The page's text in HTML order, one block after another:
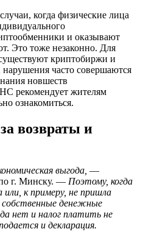
когда физические лица
и оказывают
Это тоже незаконно. Для
криптобиржи и
часто совершаются
новшеств
рекомендует жителям
ознакомиться.
возвраты и
выгода, —
г. Минску. — Поэтому, когда
или, к примеру, не пришла
денежные
нет и налог платить не
и декларация.